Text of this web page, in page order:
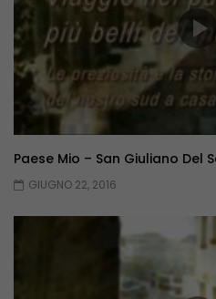
Paese Mio – San Giuliano Del
GIUGNO 22, 2016